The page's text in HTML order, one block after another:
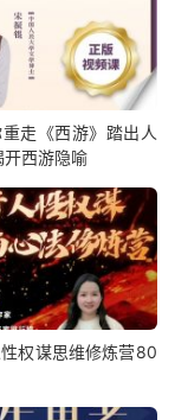
走《西游》踏出人
开西游隐喻
权谋思维修炼营80